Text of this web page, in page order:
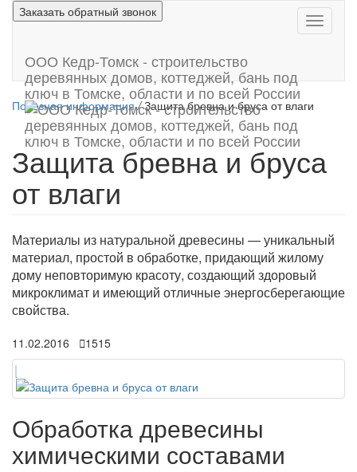
Перейти
к
содержимому
скрыть
ООО Кедр-Томск - строительство
деревянных домов, коттеджей, бань под
ключ в Томске, области и по всей России
Заказать обратный звонок
Полезная информация / Защита бревна и бруса от влаги
Защита бревна и бруса
от влаги
Материалы из натуральной древесины — уникальный
материал, простой в обработке, придающий жилому
дому неповторимую красоту, создающий здоровый
микроклимат и имеющий отличные энергосберегающие
свойства.
11.02.2016 1515
Обработка древесины
химическими составами